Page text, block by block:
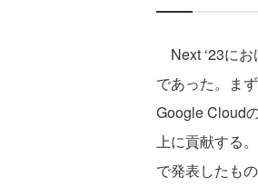
Next ‘23に
であった。ま
Google Cloud
上に貢献する
で発表したも